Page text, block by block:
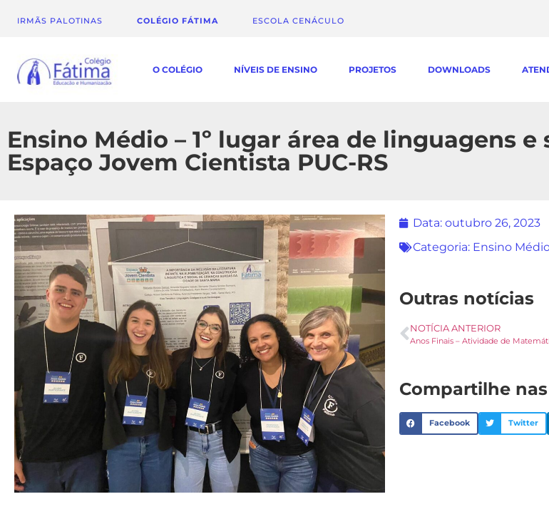
IRMÃS PALOTINAS COLÉGIO FÁTIMA ESCOLA CENÁCULO
O COLÉGIO NÍVEIS DE ENSINO PROJETOS DOWNLOADS
Ensino Médio – 1º lugar área de linguagens e
Espaço Jovem Cientista PUC-RS
Data: outubro 26, 2023
Categoria: Ensino
Outras notícias
NOTÍCIA ANTERIOR
Anos Finais – Atividade de
Compartilhe
Facebook Twitter